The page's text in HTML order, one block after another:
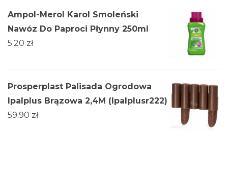
Ampol-Merol Karol Smoleński
Nawóz Do Paproci Płynny 250ml
5.20 zł
Prosperplast Palisada Ogrodowa
Ipalplus Brązowa 2,4M (Ipalplusr222)
59.90 zł